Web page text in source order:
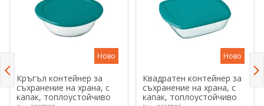
Ново
Кръгъл контейнер за
съхранение на храна, с
капак, топлоустойчиво
Ново
Квадратен контейнер за
съхранение на храна, с
капак, топлоустойчиво